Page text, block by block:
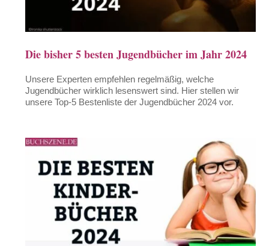
Die bisher 5 besten Jugendbücher im Jahr 2024
Unsere Experten empfehlen regelmäßig, welche
Jugendbücher wirklich lesenswert sind. Hier stellen wir
unsere Top-5 Bestenliste der Jugendbücher 2024 vor.